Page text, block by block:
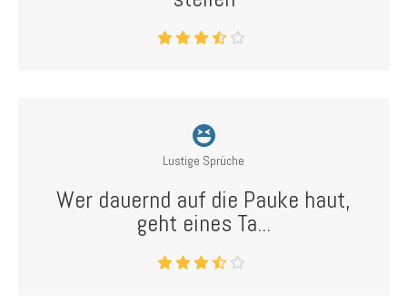
Lustige Sprüche
Wer dauernd auf die Pauke haut,
geht eines Ta...